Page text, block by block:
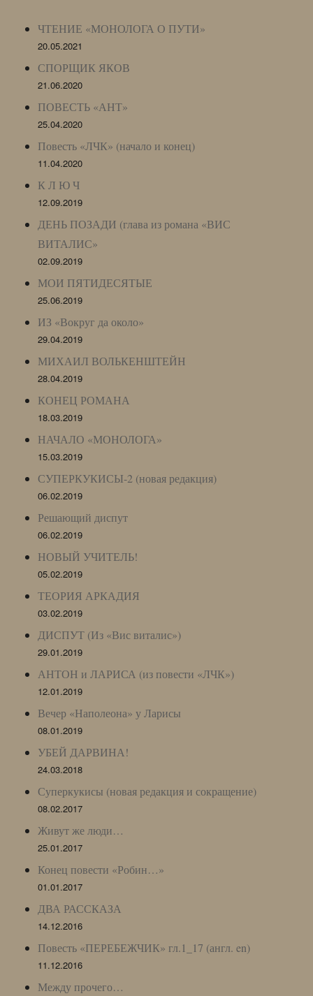
ЧТЕНИЕ «МОНОЛОГА О ПУТИ»
20.05.2021
СПОРЩИК ЯКОВ
21.06.2020
ПОВЕСТЬ «АНТ»
25.04.2020
Повесть «ЛЧК» (начало и конец)
11.04.2020
К Л Ю Ч
12.09.2019
ДЕНЬ ПОЗАДИ (глава из романа «ВИС
ВИТАЛИС»
02.09.2019
МОИ ПЯТИДЕСЯТЫЕ
25.06.2019
ИЗ «Вокруг да около»
29.04.2019
МИХАИЛ ВОЛЬКЕНШТЕЙН
28.04.2019
КОНЕЦ РОМАНА
18.03.2019
НАЧАЛО «МОНОЛОГА»
15.03.2019
СУПЕРКУКИСЫ-2 (новая редакция)
06.02.2019
Решающий диспут
06.02.2019
НОВЫЙ УЧИТЕЛЬ!
05.02.2019
ТЕОРИЯ АРКАДИЯ
03.02.2019
ДИСПУТ (Из «Вис виталис»)
29.01.2019
АНТОН и ЛАРИСА (из повести «ЛЧК»)
12.01.2019
Вечер «Наполеона» у Ларисы
08.01.2019
УБЕЙ ДАРВИНА!
24.03.2018
Суперкукисы (новая редакция и сокращение)
08.02.2017
Живут же люди…
25.01.2017
Конец повести «Робин…»
01.01.2017
ДВА РАССКАЗА
14.12.2016
Повесть «ПЕРЕБЕЖЧИК» гл.1_17 (англ. en)
11.12.2016
Между прочего…